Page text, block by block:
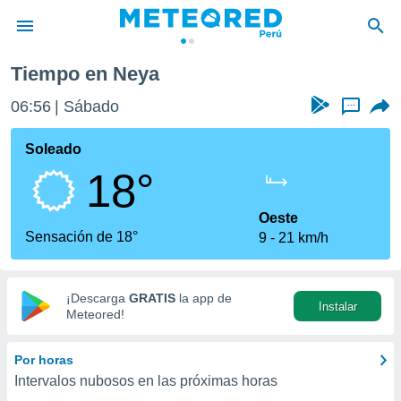
de
ha sido
calidad.
a este
las
y
digital
basada
Tiempo en Neya
06:56 Sábado ...
Soleado
18°
Sensación de 18°
Oeste
9
21 km/h
¡Descarga GRATIS la app de
Meteored!
Instalar
Por horas
Intervalos nubosos en las próximas horas